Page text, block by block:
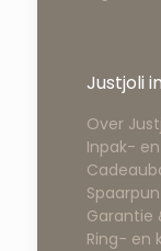
Justjoli
Over
Inpak-
Garantie
Ring- en